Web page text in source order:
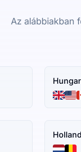
Az alábbiakban
Holland